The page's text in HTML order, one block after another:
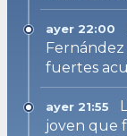
ayer 22:00
fuertes
ayer 21:55
joven que